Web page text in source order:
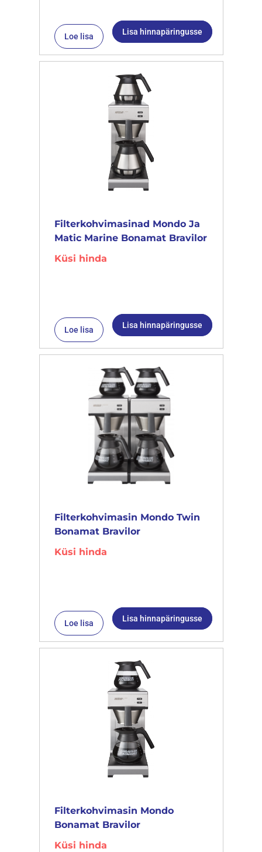
Loe lisa Lisa hinnapäringusse
Filterkohvimasinad Mondo Ja
Matic Marine Bonamat Bravilor
Küsi hinda
Loe lisa Lisa hinnapäringusse
Filterkohvimasin Mondo Twin
Bonamat Bravilor
Küsi hinda
Loe lisa Lisa hinnapäringusse
Filterkohvimasin Mondo
Bonamat Bravilor
Küsi hinda